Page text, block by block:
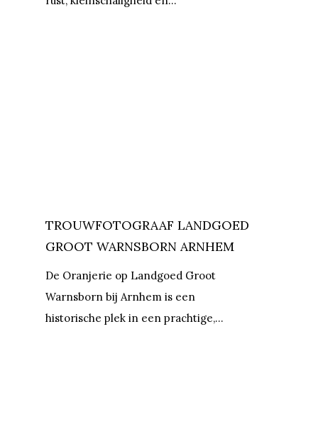
TROUWFOTOGRAAF LANDGOED
GROOT WARNSBORN ARNHEM
De Oranjerie op Landgoed Groot
Warnsborn bij Arnhem is een
historische plek in een prachtige,…